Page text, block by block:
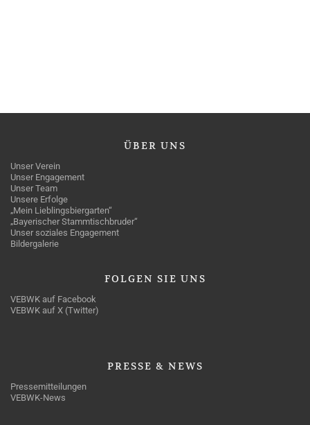
ÜBER UNS
Unser Verein
Unser Engagement
Unser Team
Unsere Erfolge
„Mein Lieblingsbiergarten“
„Bayerischer Stammtischbruder“
Unser soziales Engagement
Bildergalerie
FOLGEN SIE UNS
VEBWK auf Facebook
VEBWK auf X (Twitter)
PRESSE & NEWS
Pressemitteilungen
VEBWK-News